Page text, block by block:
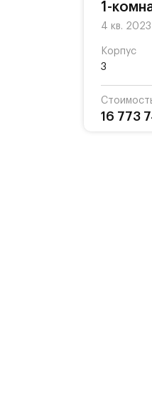
1-
4 кв. 2023
Корпус
3
16 773